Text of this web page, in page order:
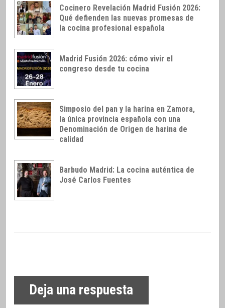
Cocinero Revelación Madrid Fusión 2026:
Qué defienden las nuevas promesas de
la cocina profesional española
Madrid Fusión 2026: cómo vivir el
congreso desde tu cocina
Simposio del pan y la harina en Zamora,
la única provincia española con una
Denominación de Origen de harina de
calidad
Barbudo Madrid: La cocina auténtica de
José Carlos Fuentes
Deja una respuesta